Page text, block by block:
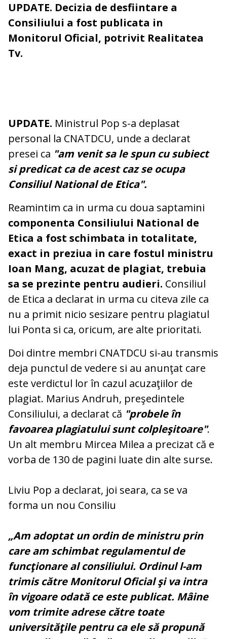
UPDATE. Decizia de desfiintare a
Consiliului a fost publicata in
Monitorul Oficial, potrivit Realitatea
Tv.
UPDATE. Ministrul Pop s-a deplasat
personal la CNATDCU, unde a declarat
presei ca "am venit sa le spun cu subiect
si predicat ca de acest caz se ocupa
Consiliul National de Etica".
Reamintim ca in urma cu doua saptamini
componenta Consiliului National de
Etica a fost schimbata in totalitate,
exact in preziua in care fostul ministru
Ioan Mang, acuzat de plagiat, trebuia
sa se prezinte pentru audieri. Consiliul
de Etica a declarat in urma cu citeva zile ca
nu a primit nicio sesizare pentru plagiatul
lui Ponta si ca, oricum, are alte prioritati.
Doi dintre membri CNATDCU si-au transmis
deja punctul de vedere si au anunţat care
este verdictul lor în cazul acuzaţiilor de
plagiat. Marius Andruh, preşedintele
Consiliului, a declarat că "probele în
favoarea plagiatului sunt colpleşitoare".
Un alt membru Mircea Milea a precizat că e
vorba de 130 de pagini luate din alte surse.
Liviu Pop a declarat, joi seara, ca se va
forma un nou Consiliu
„Am adoptat un ordin de ministru prin
care am schimbat regulamentul de
funcţionare al consiliului. Ordinul l-am
trimis către Monitorul Oficial şi va intra
în vigoare odată ce este publicat. Mâine
vom trimite adrese către toate
universităţile pentru ca ele să propună